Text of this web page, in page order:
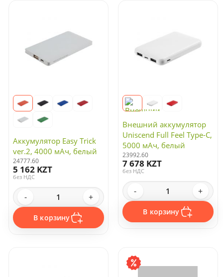
Аккумулятор Easy Trick
ver.2, 4000 мАч, белый
24777.60
5 162 KZT
без НДС
- +
В корзину
Внешний аккумулятор
Uniscend Full Feel Type-C,
5000 мАч, белый
23992.60
7 678 KZT
без НДС
- +
В корзину